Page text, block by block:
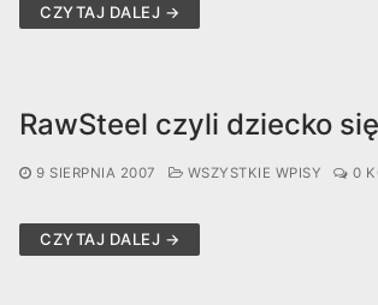
CZYTAJ DALEJ →
RawSteel czyli dziecko
9 SIERPNIA 2007 WSZYSTKIE WPISY 0
CZYTAJ DALEJ →